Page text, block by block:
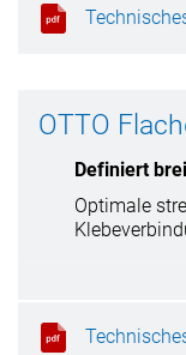
OTTO
Definiert
Optimale